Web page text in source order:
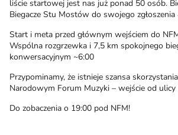
liście startowej jest nas już ponad 50 osób.
Biegacze Stu Mostów do swojego zgłoszenia
Start i meta przed głównym wejściem do
Wspólna rozgrzewka i 7,5 km spokojnego
konwersacyjnym ~6:00
Przypominamy, że istnieje szansa
Narodowym Forum Muzyki – wejście od ulicy
Do zobaczenia o 19:00 pod NFM!